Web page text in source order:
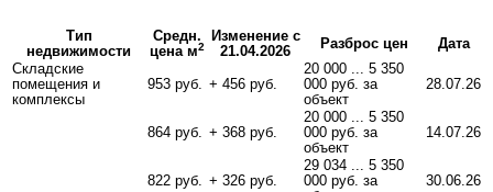
Тип
недвижимости
Средн.
цена м2
Изменение с
21.04.2026
Разброс цен
Дата
Складские
помещения и
комплексы
953 руб. + 456 руб.
20 000 ... 5 350
000 руб. за
объект
28.07.26
864 руб. + 368 руб.
20 000 ... 5 350
000 руб. за
объект
14.07.26
822 руб. + 326 руб.
29 034 ... 5 350
000 руб. за
30.06.26